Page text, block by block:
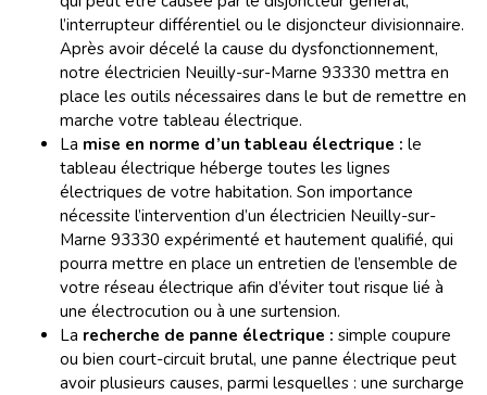
l’interrupteur différentiel ou le disjoncteur divisionnaire.
Après avoir décelé la cause du dysfonctionnement,
notre électricien Neuilly-sur-Marne 93330 mettra en
place les outils nécessaires dans le but de remettre en
marche votre tableau électrique.
La mise en norme d’un tableau électrique : le
tableau électrique héberge toutes les lignes
électriques de votre habitation. Son importance
nécessite l’intervention d’un électricien Neuilly-sur-
Marne 93330 expérimenté et hautement qualifié, qui
pourra mettre en place un entretien de l’ensemble de
votre réseau électrique afin d’éviter tout risque lié à
une électrocution ou à une surtension.
La recherche de panne électrique : simple coupure
ou bien court-circuit brutal, une panne électrique peut
avoir plusieurs causes, parmi lesquelles : une surcharge